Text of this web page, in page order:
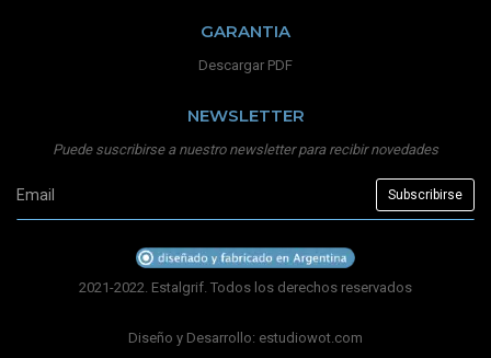
GARANTIA
Descargar PDF
NEWSLETTER
Puede suscribirse a nuestro newsletter para recibir novedades
2021-2022. Estalgrif. Todos los derechos reservados
Diseño y Desarrollo: estudiowot.com